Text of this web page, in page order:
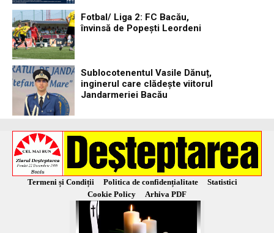
Fotbal/ Liga 2: FC Bacău,
învinsă de Popești Leordeni
Sublocotenentul Vasile Dănuț,
inginerul care clădește viitorul
Jandarmeriei Bacău
Termeni și Condiții Politica de confidențialitate
Statistici
Cookie Policy
Arhiva PDF